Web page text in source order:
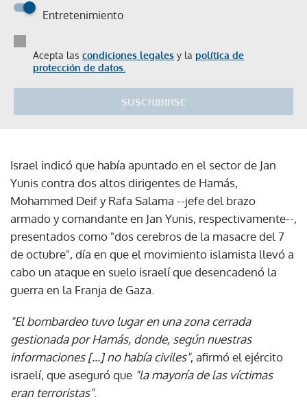
Entretenimiento
Acepta las condiciones legales y la política de
protección de datos.
SUSCRIBIRSE
Israel indicó que había apuntado en el sector de Jan
Yunis contra dos altos dirigentes de Hamás,
Mohammed Deif y Rafa Salama --jefe del brazo
armado y comandante en Jan Yunis, respectivamente--,
presentados como "dos cerebros de la masacre del 7
de octubre", día en que el movimiento islamista llevó a
cabo un ataque en suelo israelí que desencadenó la
guerra en la Franja de Gaza.
"El bombardeo tuvo lugar en una zona cerrada
gestionada por Hamás, donde, según nuestras
informaciones [...] no había civiles", afirmó el ejército
israelí, que aseguró que "la mayoría de las víctimas
eran terroristas".